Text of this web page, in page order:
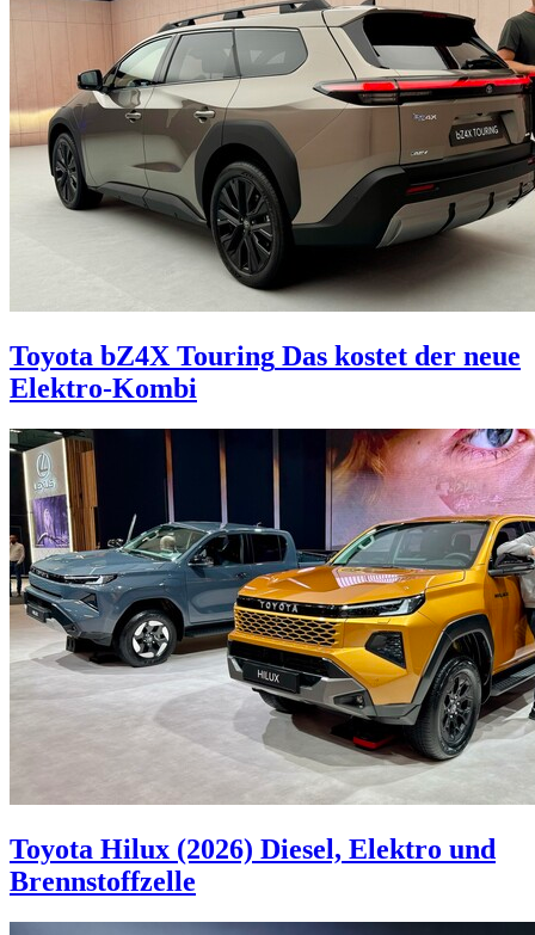
Toyota bZ4X Touring Das kostet der neue
Elektro-Kombi
Toyota Hilux (2026) Diesel, Elektro und
Brennstoffzelle